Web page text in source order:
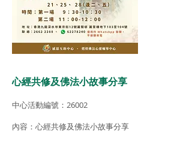
心經共修及佛法小故事分享
中心活動編號：26002
內容：心經共修及佛法小故事分享